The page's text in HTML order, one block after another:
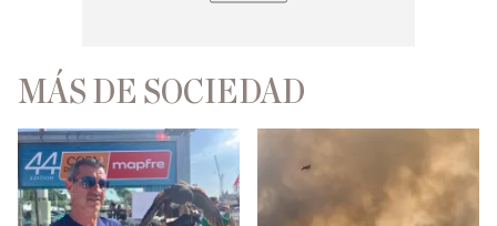
MÁS DE SOCIEDAD